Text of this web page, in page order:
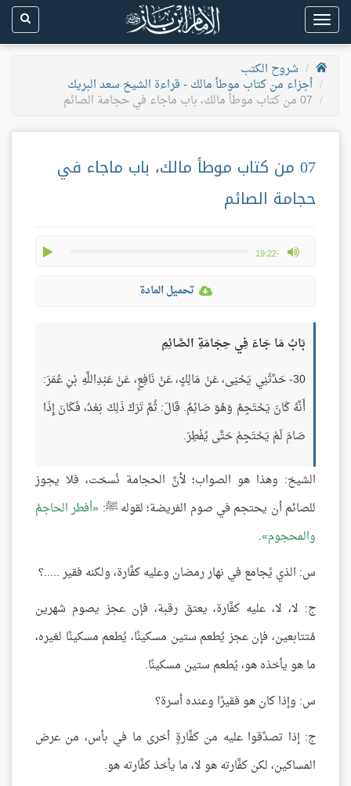
Toggle
navigation
شروح الكتب
أجزاء من كتاب موطأ مالك - قراءة الشيخ سعد البريك
07 من كتاب موطأ مالك، باب ماجاء في حجامة الصائم
07 من كتاب موطأ مالك، باب ماجاء في
حجامة الصائم
-19:22
max volume
تحميل المادة
بَابُ مَا جَاءَ فِي حِجَامَةِ الصَّائِمِ
30- حَدَّثَنِي يَحْيَى، عَنْ مَالِكٍ، عَنْ نَافِعٍ، عَنْ عَبْدِاللَّهِ بْنِ عُمَرَ:
أَنَّهُ كَانَ يَحْتَجِمُ وَهُوَ صَائِمٌ. قَالَ: ثُمَّ تَرَكَ ذَلِكَ بَعْدُ، فَكَانَ إِذَا
صَامَ لَمْ يَحْتَجِمْ حَتَّى يُفْطِرَ.
الشيخ: وهذا هو الصواب؛ لأنَّ الحجامة نُسخت، فلا يجوز
للصائم أن يحتجم في صوم الفريضة؛ لقوله ﷺ: أفطر الحاجمُ
والمحجوم .
س: الذي يُجامع في نهار رمضان وعليه كفَّارة، ولكنه فقير .....؟
ج: لا، لا، عليه كفَّارة، يعتق رقبة، فإن عجز يصوم شهرين
مُتتابعين، فإن عجز يُطعم ستين مسكينًا، يُطعم مسكينًا لغيره،
ما هو يأخذه هو، يُطعم ستين مسكينًا.
س: وإذا كان هو فقيرًا وعنده أسرة؟
ج: إذا تصدَّقوا عليه من كفَّارةٍ أخرى ما في بأس، من عرض
المساكين، لكن كفَّارته هو لا، ما يأخذ كفَّارته هو.